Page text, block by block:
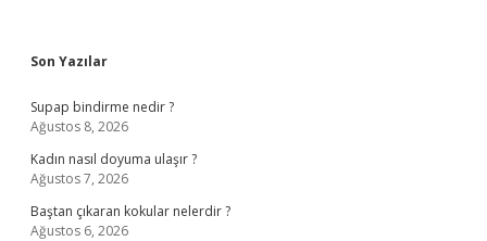
Sidebar
Son Yazılar
Supap bindirme nedir ?
Ağustos 8, 2026
Kadın nasıl doyuma ulaşır ?
Ağustos 7, 2026
Baştan çıkaran kokular nelerdir ?
Ağustos 6, 2026